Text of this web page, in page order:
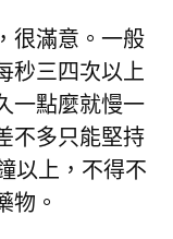
很滿意。一般
秒三四次以上
一點麼就慢一
不多只能堅持
以上，不得不
物。